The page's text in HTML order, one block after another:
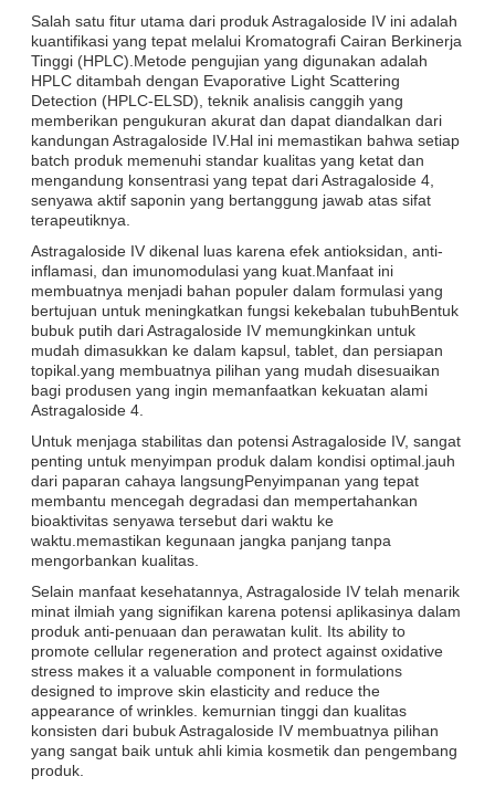
Salah satu fitur utama dari produk Astragaloside IV ini adalah
kuantifikasi yang tepat melalui Kromatografi Cairan Berkinerja
Tinggi (HPLC).Metode pengujian yang digunakan adalah
HPLC ditambah dengan Evaporative Light Scattering
Detection (HPLC-ELSD), teknik analisis canggih yang
memberikan pengukuran akurat dan dapat diandalkan dari
kandungan Astragaloside IV.Hal ini memastikan bahwa setiap
batch produk memenuhi standar kualitas yang ketat dan
mengandung konsentrasi yang tepat dari Astragaloside 4,
senyawa aktif saponin yang bertanggung jawab atas sifat
terapeutiknya.
Astragaloside IV dikenal luas karena efek antioksidan, anti-
inflamasi, dan imunomodulasi yang kuat.Manfaat ini
membuatnya menjadi bahan populer dalam formulasi yang
bertujuan untuk meningkatkan fungsi kekebalan tubuhBentuk
bubuk putih dari Astragaloside IV memungkinkan untuk
mudah dimasukkan ke dalam kapsul, tablet, dan persiapan
topikal.yang membuatnya pilihan yang mudah disesuaikan
bagi produsen yang ingin memanfaatkan kekuatan alami
Astragaloside 4.
Untuk menjaga stabilitas dan potensi Astragaloside IV, sangat
penting untuk menyimpan produk dalam kondisi optimal.jauh
dari paparan cahaya langsungPenyimpanan yang tepat
membantu mencegah degradasi dan mempertahankan
bioaktivitas senyawa tersebut dari waktu ke
waktu.memastikan kegunaan jangka panjang tanpa
mengorbankan kualitas.
Selain manfaat kesehatannya, Astragaloside IV telah menarik
minat ilmiah yang signifikan karena potensi aplikasinya dalam
produk anti-penuaan dan perawatan kulit. Its ability to
promote cellular regeneration and protect against oxidative
stress makes it a valuable component in formulations
designed to improve skin elasticity and reduce the
appearance of wrinkles. kemurnian tinggi dan kualitas
konsisten dari bubuk Astragaloside IV membuatnya pilihan
yang sangat baik untuk ahli kimia kosmetik dan pengembang
produk.